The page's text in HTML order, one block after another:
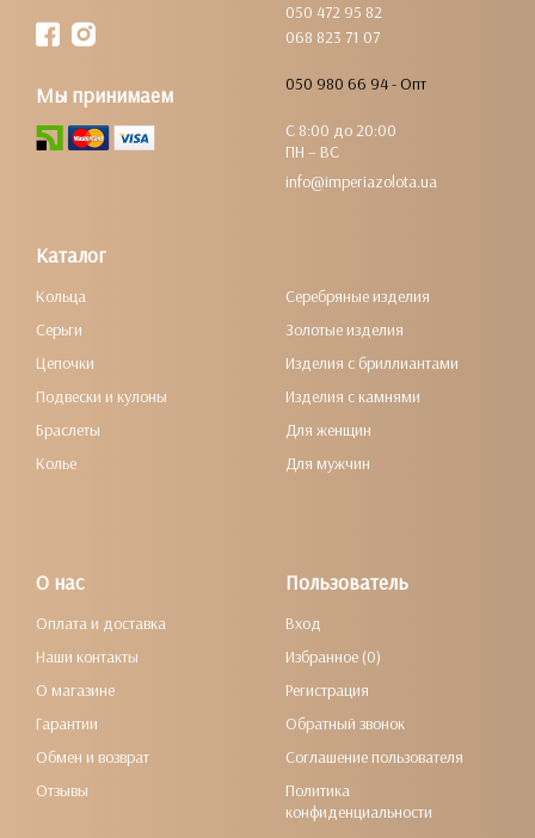
050 472 95 82
068 823 71 07
050 980 66 94 - Опт
С 8:00 до 20:00
ПН – ВС
info@imperiazolota.ua
Мы принимаем
Каталог
Кольца
Серьги
Цепочки
Подвески и кулоны
Браслеты
Колье
Серебряные изделия
Золотые изделия
Изделия с бриллиантами
Изделия с камнями
Для женщин
Для мужчин
О нас
Оплата и доставка
Наши контакты
О магазине
Гарантии
Обмен и возврат
Отзывы
Пользователь
Вход
Избранное (0)
Регистрация
Обратный звонок
Соглашение пользователя
Политика
конфиденциальности